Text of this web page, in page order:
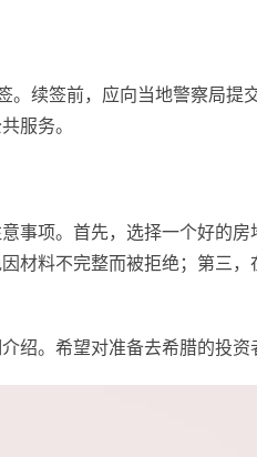
。续签前，应向当地警察局提
服务。
事项。首先，选择一个好的
材料不完整而被拒绝；第三
绍。希望对准备去希腊的投资